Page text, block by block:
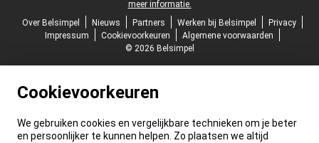
meer informatie.
Over Belsimpel
Nieuws Partners Werken bij Belsimpel
Privacy
Impressum
Cookievoorkeuren
Algemene voorwaarden
© 2026 Belsimpel
Cookievoorkeuren
We gebruiken cookies en vergelijkbare technieken om je beter
en persoonlijker te kunnen helpen. Zo plaatsen we altijd